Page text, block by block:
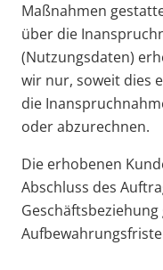
Maßnahmen
über die
(Nutzungsdaten)
wir nur, soweit dies
die
oder abzurechnen.
Die erhobenen
Abschluss des